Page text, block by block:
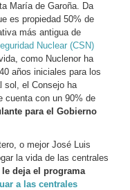
María de Garoña. Da
es propiedad 50% de
más antigua de
Nuclear (CSN)
como Nuclenor ha
años iniciales para los
sol, el Consejo ha
cuenta con un 90% de
para el Gobierno
o mejor José Luis
la vida de las centrales
deja el programa
a las centrales